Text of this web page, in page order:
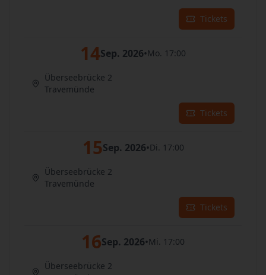
Tickets
14Sep. 2026•Mo. 17:00
Überseebrücke 2
Travemünde
Tickets
15Sep. 2026•Di. 17:00
Überseebrücke 2
Travemünde
Tickets
16Sep. 2026•Mi. 17:00
Überseebrücke 2